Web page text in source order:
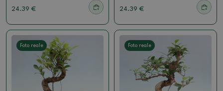
24.39 € 24.39 €
Foto reale Foto reale